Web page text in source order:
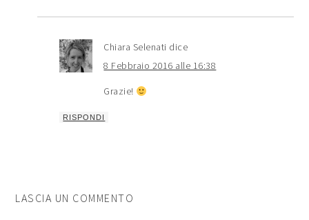
Chiara Selenati dice
8 Febbraio 2016 alle 16:38
Grazie!
RISPONDI
LASCIA UN COMMENTO